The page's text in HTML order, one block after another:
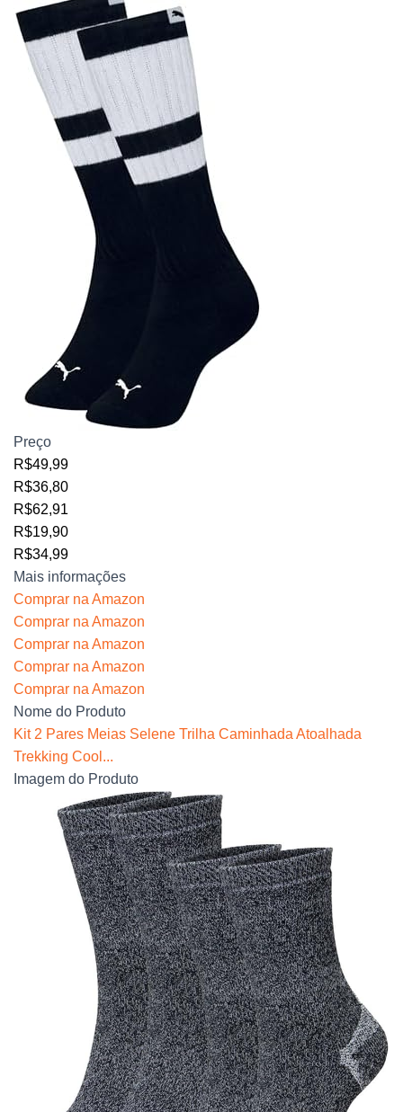
Preço
R$49,99
R$36,80
R$62,91
R$19,90
R$34,99
Mais informações
Comprar na Amazon
Comprar na Amazon
Comprar na Amazon
Comprar na Amazon
Comprar na Amazon
Nome do Produto
Kit 2 Pares Meias Selene Trilha Caminhada Atoalhada
Trekking Cool...
Imagem do Produto